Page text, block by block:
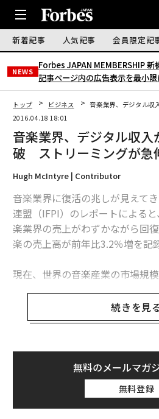
新着記事 人気記事 会員限定記
NEWS
Forbes JAPAN MEMBERSHIP 新
記事ページ内の広告表示を最小
トップ ビジネス
音楽業界、デジタル
2016.04.18 18:01
音楽業界、デジタル収
破 ストリーミングが急
Hugh McIntyre | Contributor
音楽業界に復活の兆しが見えてき
連盟（IFPI）のレポートによる
楽業界の売上がわずかながら回
楽の売上高が前年比3.2％増を記
現在、世界の音楽産業の市場規
435億円）。10年前と比較する
今回のデータで注目すべきは、
がフィジカルを上回り、今では
デジタル分野の売上は前年から
（約7,340億円）に達した。
ルとリアルの売上高はいずれも
後、ストリーミングサービスが
続きを見
無料のメールマガ
無料登録